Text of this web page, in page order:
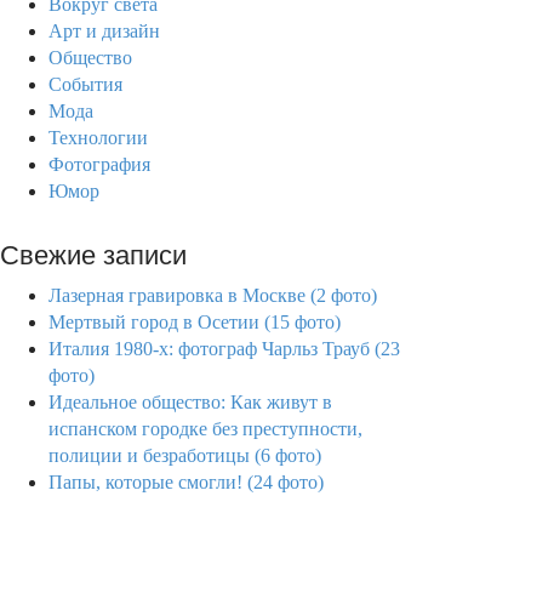
Вокруг света
Арт и дизайн
Общество
События
Мода
Технологии
Фотография
Юмор
Свежие записи
Лазерная гравировка в Москве (2 фото)
Мертвый город в Осетии (15 фото)
Италия 1980-х: фотограф Чарльз Трауб (23
фото)
Идеальное общество: Как живут в
испанском городке без преступности,
полиции и безработицы (6 фото)
Папы, которые смогли! (24 фото)